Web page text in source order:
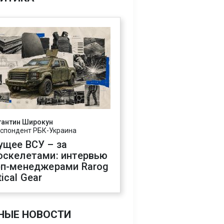
Широкун
РБК-Украина
ВСУ – за
интервью
менеджерами Rarog
Gear
НОВОСТИ